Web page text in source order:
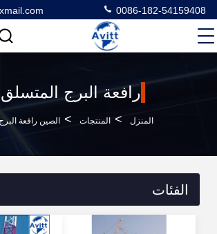
0086-182-54159408
رافعة البرج
المنزل > المنتجات > الصين رافعة
الفئات